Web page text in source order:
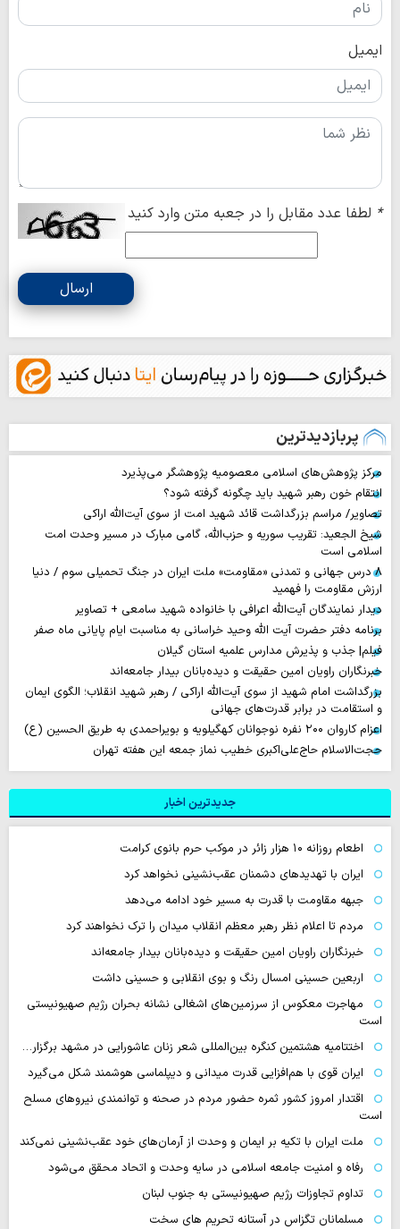
ایمیل
* لطفا عدد مقابل را در جعبه متن وارد کنید
ارسال
پربازدیدترین
مرکز پژوهش‌های اسلامی معصومیه پژوهشگر می‌پذیرد
انتقام خون رهبر شهید باید چگونه گرفته شود؟
تصاویر/ مراسم بزرگداشت قائد شهید امت از سوی آیت‌الله اراکی
شیخ الجعید: تقریب سوریه و حزب‌الله، گامی مبارک در مسیر وحدت امت
اسلامی است
۸ درس جهانی و تمدنی «مقاومت» ملت ایران در جنگ تحمیلی سوم / دنیا
ارزش مقاومت را فهمید
دیدار نمایندگان آیت‌الله اعرافی با خانواده شهید سامعی + تصاویر
برنامه دفتر حضرت آیت الله وحید خراسانی به مناسبت ایام پایانی ماه صفر
فیلم| جذب و پذیرش مدارس علمیه استان گیلان
خبرنگاران راویان امین حقیقت و دیده‌بانان بیدار جامعه‌اند
بزرگداشت امام شهید از سوی آیت‌الله اراکی / رهبر شهید انقلاب؛ الگوی ایمان
و استقامت در برابر قدرت‌های جهانی
اعزام کاروان ۲۰۰ نفره نوجوانان کهگیلویه و بویراحمدی به طریق الحسین (ع)
حجت‌الاسلام حاج‌علی‌اکبری خطیب نماز جمعه این هفته تهران
جدیدترین اخبار
اطعام روزانه ۱۰ هزار زائر در موکب حرم بانوی کرامت
ایران با تهدیدهای دشمنان عقب‌نشینی نخواهد کرد
جبهه مقاومت با قدرت به مسیر خود ادامه می‌دهد
مردم تا اعلام نظر رهبر معظم انقلاب میدان را ترک نخواهند کرد
خبرنگاران راویان امین حقیقت و دیده‌بانان بیدار جامعه‌اند
اربعین حسینی امسال رنگ و بوی انقلابی و حسینی داشت
مهاجرت معکوس از سرزمین‌های اشغالی نشانه بحران رژیم صهیونیستی
است
اختتامیه هشتمین کنگره بین‌المللی شعر زنان عاشورایی در مشهد برگزار…
ایران قوی با هم‌افزایی قدرت میدانی و دیپلماسی هوشمند شکل می‌گیرد
اقتدار امروز کشور ثمره حضور مردم در صحنه و توانمندی نیروهای مسلح
است
ملت ایران با تکیه بر ایمان و وحدت از آرمان‌های خود عقب‌نشینی نمی‌کند
رفاه و امنیت جامعه اسلامی در سایه وحدت و اتحاد محقق می‌شود
تداوم تجاوزات رژیم صهیونیستی به جنوب لبنان
مسلمانان تگزاس در آستانه تحریم های سخت